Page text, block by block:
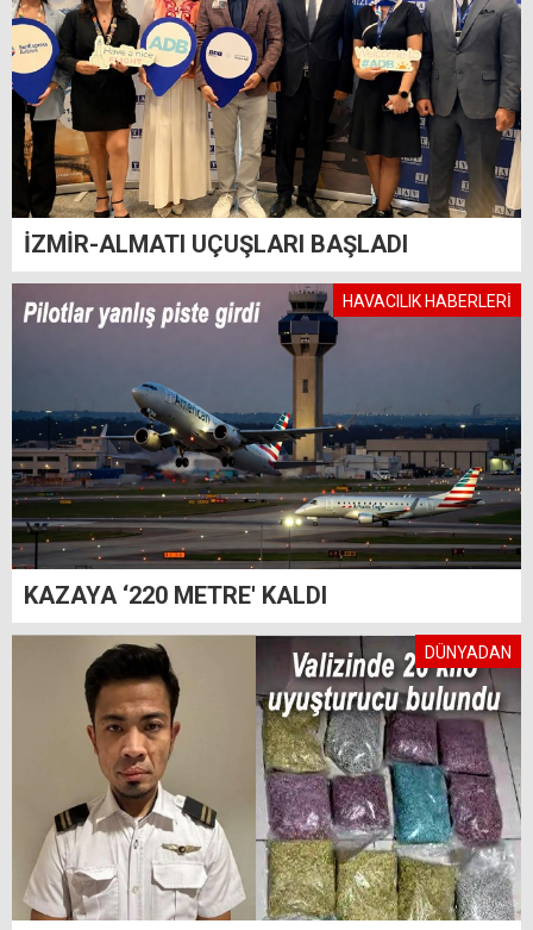
İZMİR-ALMATI UÇUŞLARI BAŞLADI
HAVACILIK HABERLERİ
KAZAYA ‘220 METRE' KALDI
DÜNYADAN